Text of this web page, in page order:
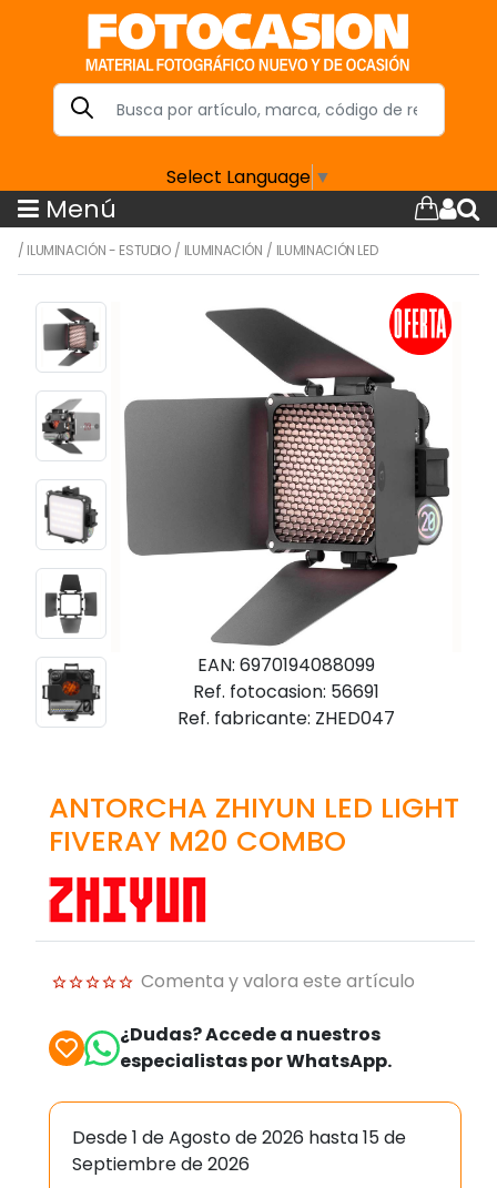
Select Language ▼
Menú
/ ILUMINACIÓN - ESTUDIO/ ILUMINACIÓN / ILUMINACIÓN LED
EAN: 6970194088099
Ref. fotocasion: 56691
Ref. fabricante: ZHED047
ANTORCHA ZHIYUN LED LIGHT
FIVERAY M20 COMBO
Comenta y valora este artículo
¿Dudas? Accede a nuestros
especialistas por WhatsApp.
Desde 1 de Agosto de 2026 hasta 15 de
Septiembre de 2026